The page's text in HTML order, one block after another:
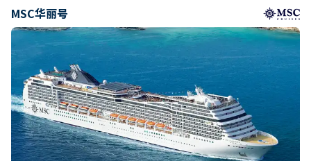
MSC华丽号